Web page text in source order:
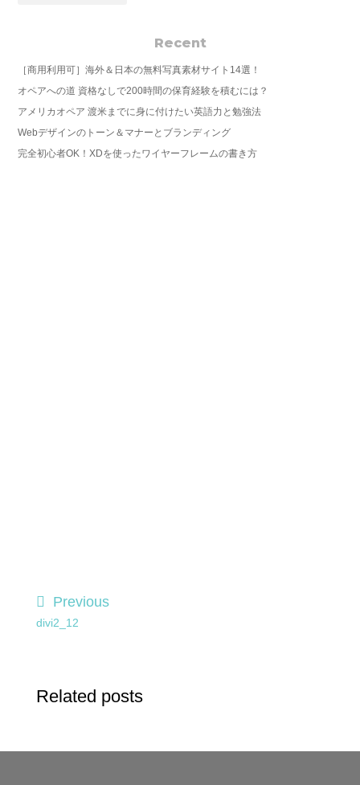
Recent
［商用利用可］海外＆日本の無料写真素材サイト14選！
オペアへの道 資格なしで200時間の保育経験を積むには？
アメリカオペア 渡米までに身に付けたい英語力と勉強法
Webデザインのトーン＆マナーとブランディング
完全初心者OK！XDを使ったワイヤーフレームの書き方
Previous
divi2_12
Related posts